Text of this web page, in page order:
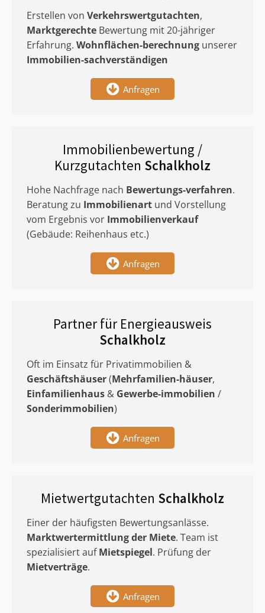
Erstellen von Verkehrswertgutachten,
Marktgerechte Bewertung mit 20-jähriger
Erfahrung. Wohnflächen-berechnung unserer
Immobilien-sachverständigen
Anfragen
Immobilienbewertung /
Kurzgutachten Schalkholz
Hohe Nachfrage nach Bewertungs-verfahren.
Beratung zu Immobilienart und Vorstellung
vom Ergebnis vor Immobilienverkauf
(Gebäude: Reihenhaus etc.)
Anfragen
Partner für Energieausweis
Schalkholz
Oft im Einsatz für Privatimmobilien &
Geschäftshäuser(Mehrfamilien-häuser,
Einfamilienhaus & Gewerbe-immobilien /
Sonderimmobilien)
Anfragen
Mietwertgutachten Schalkholz
Einer der häufigsten Bewertungsanlässe.
Marktwertermittlungder Miete. Team ist
spezialisiert aufMietspiegel. Prüfung der
Mietverträge.
Anfragen